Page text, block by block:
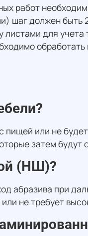
работ
шаг должен быть
для учета
или не
затем
(НШ)?
абразива при
не требует